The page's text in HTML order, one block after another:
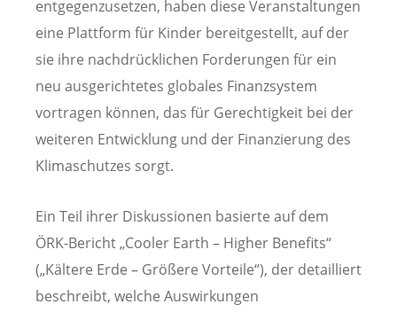
entgegenzusetzen, haben diese Veranstaltungen
eine Plattform für Kinder bereitgestellt, auf der
sie ihre nachdrücklichen Forderungen für ein
neu ausgerichtetes globales Finanzsystem
vortragen können, das für Gerechtigkeit bei der
weiteren Entwicklung und der Finanzierung des
Klimaschutzes sorgt.
Ein Teil ihrer Diskussionen basierte auf dem
ÖRK-Bericht „Cooler Earth – Higher Benefits“
(„Kältere Erde – Größere Vorteile“), der detailliert
beschreibt, welche Auswirkungen